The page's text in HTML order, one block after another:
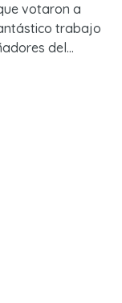
votaron a
trabajo
del…